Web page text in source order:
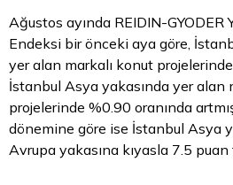
Ağustos ayında REIDIN-GYODER
Endeksi bir önceki aya göre,
yer alan markalı konut
İstanbul Asya yakasında yer alan
projelerinde %0.90 oranında
dönemine göre ise İstanbul Asya
Avrupa yakasına kıyasla 7.5